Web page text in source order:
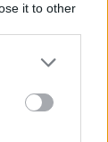
it to other
Google
click to
tags to
Google